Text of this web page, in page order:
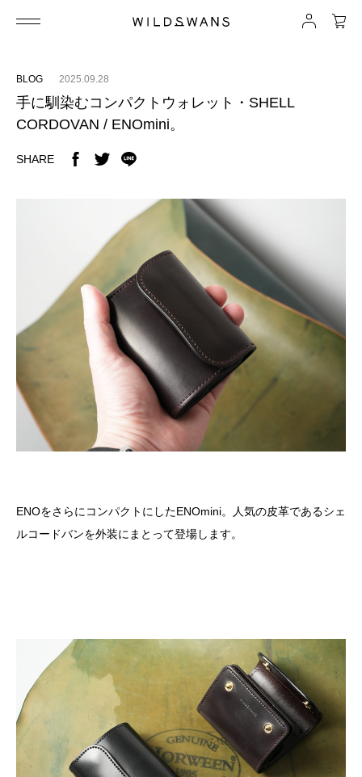
BLOG 2025.09.28
手に馴染むコンパクトウォレット・SHELL
CORDOVAN / ENOmini。
SHARE
ENOをさらにコンパクトにしたENOmini。人気の皮革であるシェ
ルコードバンを外装にまとって登場します。